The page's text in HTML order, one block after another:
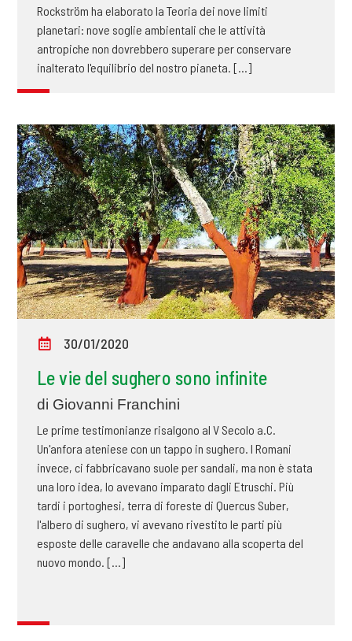
Rockström ha elaborato la Teoria dei nove limiti
planetari: nove soglie ambientali che le attività
antropiche non dovrebbero superare per conservare
inalterato l'equilibrio del nostro pianeta. [...]
30/01/2020
Le vie del sughero sono infinite
di Giovanni Franchini
Le prime testimonianze risalgono al V Secolo a.C.
Un'anfora ateniese con un tappo in sughero. I Romani
invece, ci fabbricavano suole per sandali, ma non è stata
una loro idea, lo avevano imparato dagli Etruschi. Più
tardi i portoghesi, terra di foreste di Quercus Suber,
l'albero di sughero, vi avevano rivestito le parti più
esposte delle caravelle che andavano alla scoperta del
nuovo mondo. [...]